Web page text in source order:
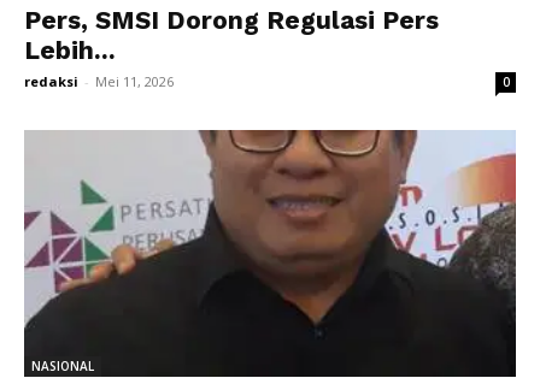
Pers, SMSI Dorong Regulasi Pers
Lebih...
redaksi - Mei 11, 2026 0
NASIONAL